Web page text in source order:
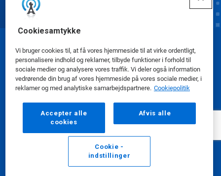
Cookiesamtykke
Vi bruger cookies til, at få vores hjemmeside til at virke ordentligt,
personalisere indhold og reklamer, tilbyde funktioner i forhold til
sociale medier og analysere vores traffik. Vi deler også information
vedrørende din brug af vores hjemmeside på vores sociale medier, i
reklamer og med analytiske samarbejdspartnere. Cookiepolitik
Accepter alle
cookies
Afvis alle
Cookie -
indstillinger
E-mail Ring
© Ecolab Inc. 2025
Sikkerhedsdatablade|Privatlivspolitik|Betingelser
for brug